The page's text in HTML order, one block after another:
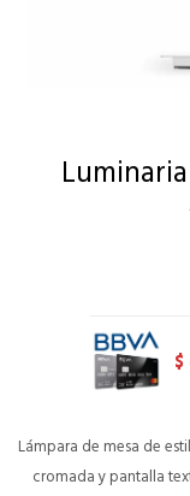
$
Lámpara de mesa de
cromada y pantalla